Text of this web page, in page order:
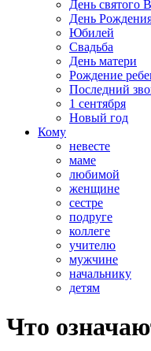
День святого
День
Юбилей
Свадьба
День матери
Рождение
Последний
1 сентября
Новый год
Кому
невесте
маме
любимой
женщине
сестре
подруге
коллеге
учителю
мужчине
начальнику
детям
Что